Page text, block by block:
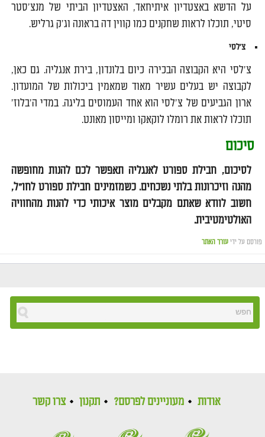
על הדשא באצטדיון איתיחאד, האצטדיון הביתי של מנצ'סטר
סיטי, תוכלו לראות שחקנים כמו קווין דה בראונה וג'ק גרליש.
צ'לסי
צ'לסי היא הקבוצה הבכירה כיום בלונדון, בירת אנגליה. גם כאן,
לקבוצה יש בעלים עשיר מאוד שמאמין ביכולות של המועדון.
ארון הגביעים של צ'לסי הוא אחד העמוסים בליגה. במדי ה'בלוז'
תוכלו לראות את רומלו לוקאקו ומייסון מאונט.
סיכום
לסיכום, חבילת ספורט לאנגליה תאפשר לכם להנות מחופשה
מהנה וזיכרונות בלתי נשכחים. כשמזמינים חבילת ספורט לחו"ל,
חשוב לוודא שאתם מקבלים מוצר איכותי כדי להנות מהחוויה
האולטימטיבית.
פורסם על ידי עורך האתר
אודות מעוניינים לפרסם? תקנון צרו קשר